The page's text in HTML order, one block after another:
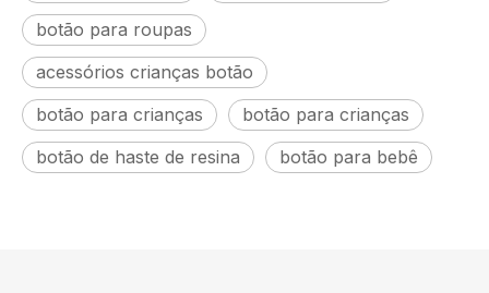
botão para roupas
acessórios crianças botão
botão para crianças
botão para crianças
botão de haste de resina
botão para bebê